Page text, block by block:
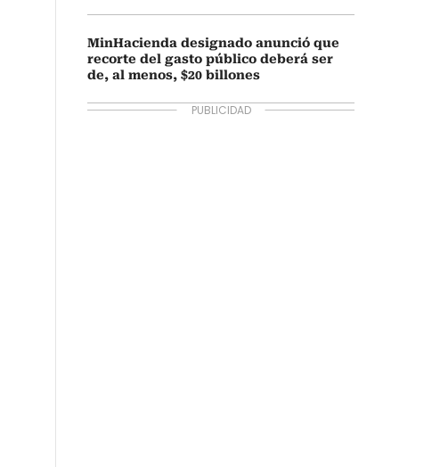
MinHacienda designado anunció que
recorte del gasto público deberá ser
de, al menos, $20 billones